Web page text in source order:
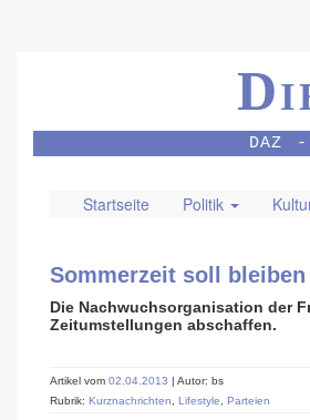
DAZ
Startseite Politik
Sommerzeit soll bleiben
Die Nachwuchsorganisation der
Zeitumstellungen abschaffen.
Artikel vom 02.04.2013 | Autor: bs
Rubrik: Kurznachrichten Lifestyle Parteien